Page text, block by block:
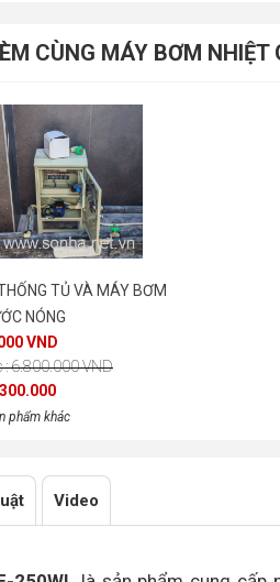
CÙNG MÁY BƠM
TỦ VÀ MÁY BƠM
NÓNG
VND
: 6.800.000 VND
phẩm khác
Video